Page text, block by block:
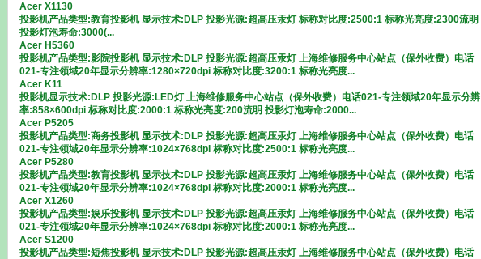
Acer X1130
投影机产品类型:教育投影机 显示技术:DLP 投影光源:超高压汞灯 标称对比度:2500:1 标称光亮度:2300流明
投影灯泡寿命:3000(...
Acer H5360
投影机产品类型:影院投影机 显示技术:DLP 投影光源:超高压汞灯 上海维修服务中心站点（保外收费）电话
021-专注领域20年显示分辨率:1280×720dpi 标称对比度:3200:1 标称光亮度...
Acer K11
投影机显示技术:DLP 投影光源:LED灯 上海维修服务中心站点（保外收费）电话021-专注领域20年显示分辨
率:858×600dpi 标称对比度:2000:1 标称光亮度:200流明 投影灯泡寿命:2000...
Acer P5205
投影机产品类型:商务投影机 显示技术:DLP 投影光源:超高压汞灯 上海维修服务中心站点（保外收费）电话
021-专注领域20年显示分辨率:1024×768dpi 标称对比度:2500:1 标称光亮度...
Acer P5280
投影机产品类型:教育投影机 显示技术:DLP 投影光源:超高压汞灯 上海维修服务中心站点（保外收费）电话
021-专注领域20年显示分辨率:1024×768dpi 标称对比度:2000:1 标称光亮度...
Acer X1260
投影机产品类型:娱乐投影机 显示技术:DLP 投影光源:超高压汞灯 上海维修服务中心站点（保外收费）电话
021-专注领域20年显示分辨率:1024×768dpi 标称对比度:2000:1 标称光亮度...
Acer S1200
投影机产品类型:短焦投影机 显示技术:DLP 投影光源:超高压汞灯 上海维修服务中心站点（保外收费）电话